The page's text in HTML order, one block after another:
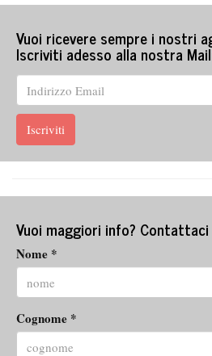
Vuoi ricevere sempre i nostri
Iscriviti adesso alla nostra
Vuoi maggiori info?
Nome *
Cognome *